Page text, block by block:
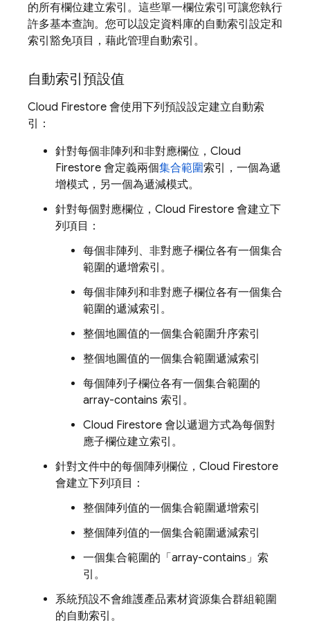
的所有欄位建立索引。這些單一欄位索引可讓您執行
許多基本查詢。您可以設定資料庫的自動索引設定和
索引豁免項目，藉此管理自動索引。
自動索引預設值
Cloud Firestore 會使用下列預設設定建立自動索
引：
針對每個非陣列和非對應欄位， Cloud
Firestore 會定義兩個集合範圍索引，一個為遞
增模式，另一個為遞減模式。
針對每個對應欄位， Cloud Firestore 會建立下
列項目：
每個非陣列、非對應子欄位各有一個集合
範圍的遞增索引。
每個非陣列和非對應子欄位各有一個集合
範圍的遞減索引。
整個地圖值的一個集合範圍升序索引
整個地圖值的一個集合範圍遞減索引
每個陣列子欄位各有一個集合範圍的
array-contains 索引。
Cloud Firestore 會以遞迴方式為每個對
應子欄位建立索引。
針對文件中的每個陣列欄位， Cloud Firestore
會建立下列項目：
整個陣列值的一個集合範圍遞增索引
整個陣列值的一個集合範圍遞減索引
一個集合範圍的「array-contains」索
引。
系統預設不會維護產品素材資源集合群組範圍
的自動索引。